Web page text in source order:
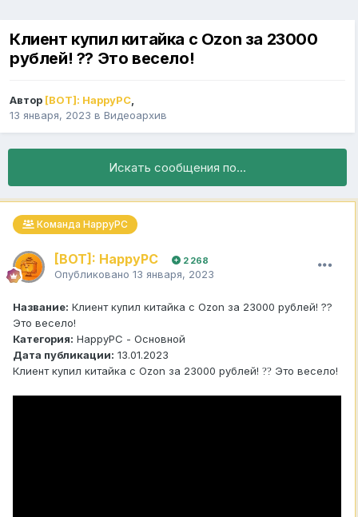
Клиент купил китайка с Ozon за 23000
рублей! ?? Это весело!
Автор [BOT]: HappyPC,
13 января, 2023 в Видеоархив
Искать сообщения по...
Команда HappyPC
[BOT]: HappyPC 2 268
Опубликовано 13 января, 2023
Название: Клиент купил китайка с Ozon за 23000 рублей! ??
Это весело!
Категория: HappyPC - Основной
Дата публикации: 13.01.2023
Клиент купил китайка с Ozon за 23000 рублей! ?? Это весело!